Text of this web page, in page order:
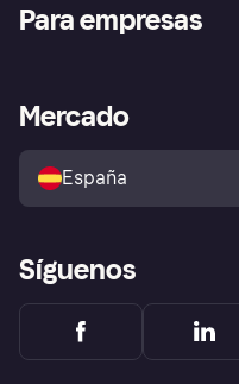
Inicio de sesión
Directorio de tiendas
Política de protección al
comprador de Klarna
Reclamaciones
Para empresas
Acceso empresas
Mercado
España
Síguenos